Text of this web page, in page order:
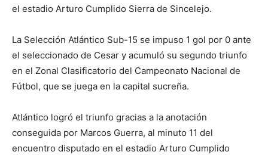
el estadio Arturo Cumplido Sierra de Sincelejo.
La Selección Atlántico Sub-15 se impuso 1 gol por 0 ante
el seleccionado de Cesar y acumuló su segundo triunfo
en el Zonal Clasificatorio del Campeonato Nacional de
Fútbol, que se juega en la capital sucreña.
Atlántico logró el triunfo gracias a la anotación
conseguida por Marcos Guerra, al minuto 11 del
encuentro disputado en el estadio Arturo Cumplido